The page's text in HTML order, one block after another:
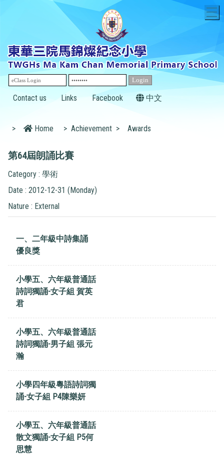
Contact us Links Facebook 中文
> Home > Achievement > Awards
第64屆朗誦比賽
Category : 學術
Date : 2012-12-31 (Monday)
Nature : External
一、二年級中詩集誦
優良獎
小學五、六年級普通話
詩詞獨誦-女子組 賀英
君
小學五、六年級普通話
詩詞獨誦-男子組 張元
瀚
小學四年級粵語詩詞獨
誦-女子組 P4陳樂妍
小學五、六年級普通話
散文獨誦-女子組 P5何
思慧